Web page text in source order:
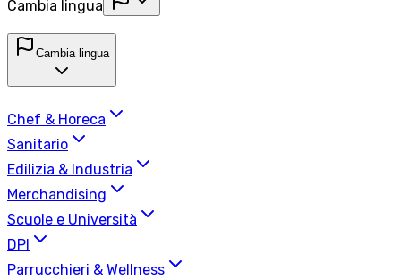
Cambia lingua
Cambia lingua
Chef & Horeca
Sanitario
Edilizia & Industria
Merchandising
Scuole e Università
DPI
Parrucchieri & Wellness